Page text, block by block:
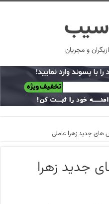
و مجریان
های جدید زهرا عاملی
جدید زهرا